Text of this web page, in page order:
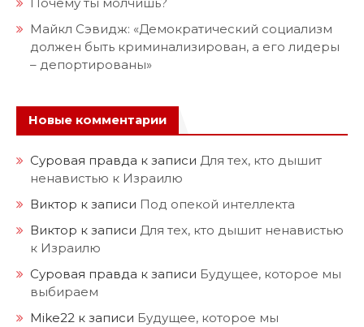
Майкл Сэвидж: «Демократический социализм
должен быть криминализирован, а его лидеры
– депортированы»
Новые комментарии
Суровая правда к записи Для тех, кто дышит
ненавистью к Израилю
Виктор к записи Под опекой интеллекта
Виктор к записи Для тех, кто дышит ненавистью
к Израилю
Суровая правда к записи Будущее, которое мы
выбираем
Mike22 к записи Будущее, которое мы